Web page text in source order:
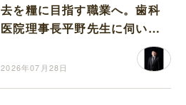
去を糧に目指す職業へ。歯科
医院理事長平野先生に伺いま
2026年07月28日